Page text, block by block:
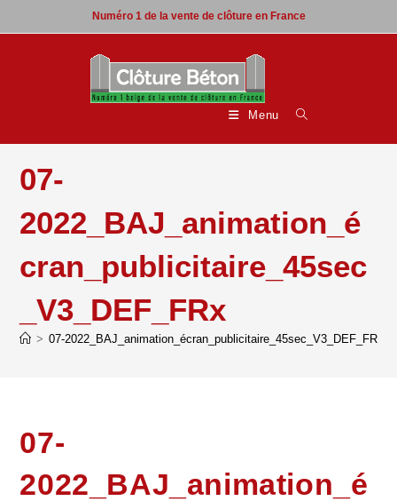
to
Numéro 1 de la vente de clôture en France
Menu
07-
2022_BAJ_animation_é
cran_publicitaire_45sec
_V3_DEF_FRx
> 07-2022_BAJ_animation_écran_publicitaire_45sec_V3_DEF_FRx
07-
2022_BAJ_animation_é